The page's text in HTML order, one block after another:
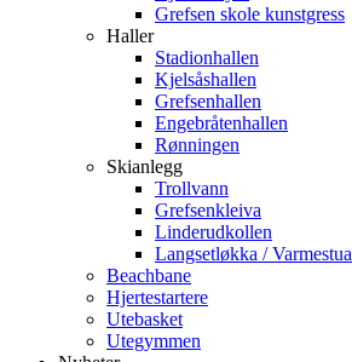
Grefsen skole kunstgress
Haller
Stadionhallen
Kjelsåshallen
Grefsenhallen
Engebråtenhallen
Rønningen
Skianlegg
Trollvann
Grefsenkleiva
Linderudkollen
Langsetløkka / Varmestua
Beachbane
Hjertestartere
Utebasket
Utegymmen